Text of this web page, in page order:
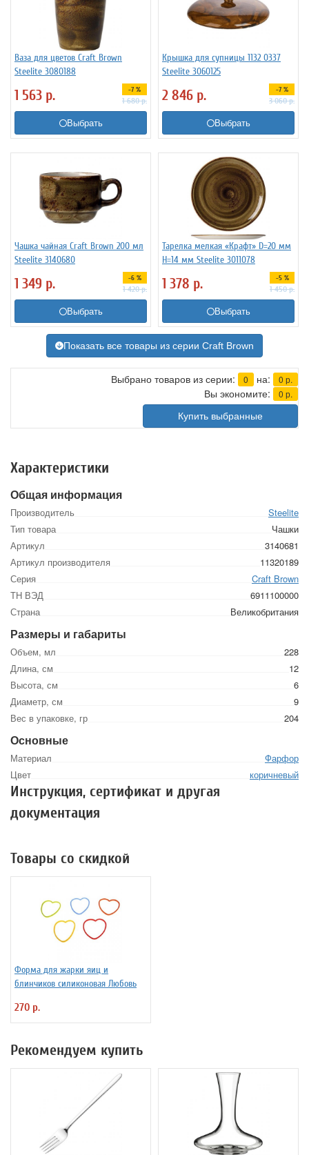
Ваза для цветов Craft Brown
Steelite 3080188
1 563 р. -7 %
1 680р.
Выбрать
Крышка для супницы 1132 0337
Steelite 3060125
2 846 р. -7 %
3 060р.
Выбрать
Чашка чайная Craft Brown 200 мл
Steelite 3140680
1 349 р. -6 %
1 420р.
Выбрать
Тарелка мелкая «Крафт» D=20 мм
H=14 мм Steelite 3011078
1 378 р. -5 %
1 450р.
Выбрать
Показать все товары из серии Craft Brown
Выбрано товаров из серии: 0 на: 0 р.
Вы экономите: 0 р.
Купить выбранные
Характеристики
Общая информация
Производитель
Steelite
Тип товара
Чашки
Артикул
3140681
Артикул производителя
11320189
Серия
Craft Brown
ТН ВЭД
6911100000
Страна
Великобритания
Размеры и габариты
Объем, мл
228
Длина, см
12
Высота, см
6
Диаметр, см
9
Вес в упаковке, гр
204
Основные
Материал
Фарфор
Цвет
коричневый
Инструкция, сертификат и другая
документация
Товары со скидкой
Форма для жарки яиц и
блинчиков силиконовая Любовь
270 р.
Рекомендуем купить